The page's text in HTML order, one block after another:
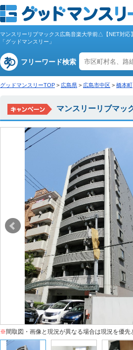
マンスリーリブマックス広島音楽大学前△【NET対
「グッドマンスリー」
フリーワード検索
グッドマンスリーTOP > 広島県 > 広島市中区 > 橋本町
マンスリーリブマ
※間取図・画像と現況が異なる場合は現況を優先